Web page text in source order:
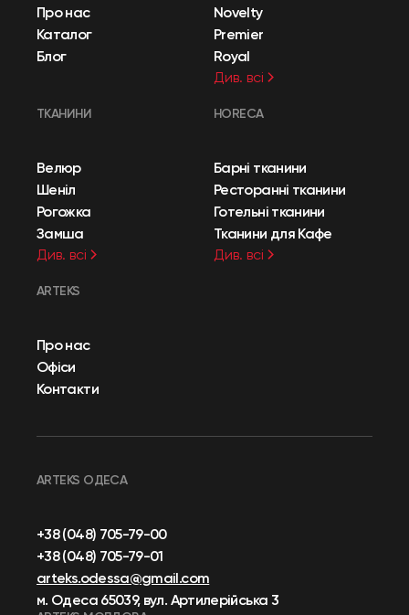
Про нас
Каталог
Блог
Novelty
Premier
Royal
Див. всі
ТКАНИНИ
Велюр
Шеніл
Рогожка
Замша
Див. всі
HORECA
Барні тканини
Ресторанні тканини
Готельні тканини
Тканини для Кафе
Див. всі
ARTEKS
Про нас
Офіси
Контакти
ARTEKS ОДЕСА
+38 (048) 705-79-00
+38 (048) 705-79-01
arteks.odessa@gmail.com
м. Одеса 65039, вул. Артилерійська 3